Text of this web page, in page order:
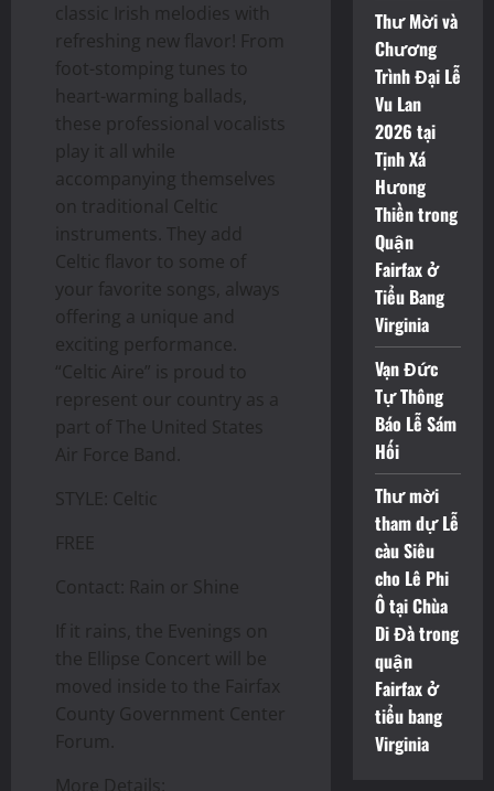
classic Irish melodies with
refreshing new flavor! From
foot-stomping tunes to
heart-warming ballads,
these professional vocalists
play it all while
accompanying themselves
on traditional Celtic
instruments. They add
Celtic flavor to some of
your favorite songs, always
offering a unique and
exciting performance.
“Celtic Aire” is proud to
represent our country as a
part of The United States
Air Force Band.
STYLE: Celtic
FREE
Contact: Rain or Shine
If it rains, the Evenings on
the Ellipse Concert will be
moved inside to the Fairfax
County Government Center
Forum.
More Details:
Thư Mời và
Chương
Trình Đại Lễ
Vu Lan
2026 tại
Tịnh Xá
Hưong
Thiền trong
Quận
Fairfax ở
Tiểu Bang
Virginia
Vạn Đức
Tự Thông
Báo Lễ Sám
Hối
Thư mời
tham dự Lễ
càu Siêu
cho Lê Phi
Ô tại Chùa
Di Đà trong
quận
Fairfax ở
tiểu bang
Virginia